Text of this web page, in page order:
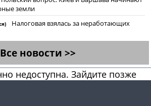
земли
Налоговая взялась за неработающих
Все новости >>
недоступна. Зайдите позже